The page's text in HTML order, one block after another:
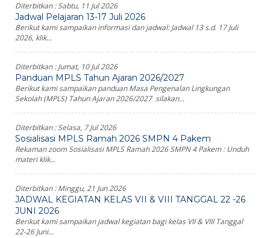
Diterbitkan :Sabtu, 11 Jul 2026
Jadwal Pelajaran 13-17 Juli 2026
Berikut kami sampaikan informasi dan jadwal: Jadwal 13 s.d. 17 Juli
2026, klik...
Diterbitkan :Jumat, 10 Jul 2026
Panduan MPLS Tahun Ajaran 2026/2027
Berikut kami sampaikan panduan Masa Pengenalan Lingkungan
Sekolah (MPLS) Tahun Ajaran 2026/2027 silakan...
Diterbitkan :Selasa, 7 Jul 2026
Sosialisasi MPLS Ramah 2026 SMPN 4 Pakem
Rekaman zoom Sosialisasi MPLS Ramah 2026 SMPN 4 Pakem : Unduh
materi klik...
Diterbitkan :Minggu, 21 Jun 2026
JADWAL KEGIATAN KELAS VII & VIII TANGGAL 22 -26
JUNI 2026
Berikut kami sampaikan jadwal kegiatan bagi kelas VII & VIII Tanggal
22-26 Juni...